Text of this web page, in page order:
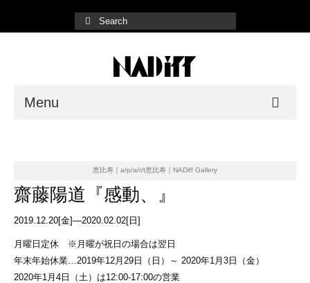
Menu
Shop List
Online Store
恵比寿｜a/p/a/r/t恵比寿｜NADiff Gallery
齋藤陽道『感動、』
2019.12.20[金]—2020.02.02[日]
月曜日定休 ※月曜が祝日の場合は翌日
年末年始休業…2019年12月29日（日）～ 2020年1月3日（金）
2020年1月4日（土）は12:00-17:00の営業